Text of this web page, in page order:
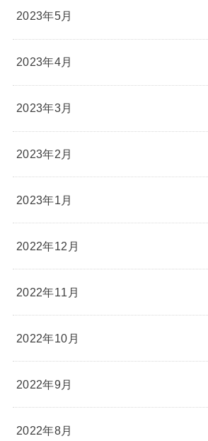
2023年5月
2023年4月
2023年3月
2023年2月
2023年1月
2022年12月
2022年11月
2022年10月
2022年9月
2022年8月